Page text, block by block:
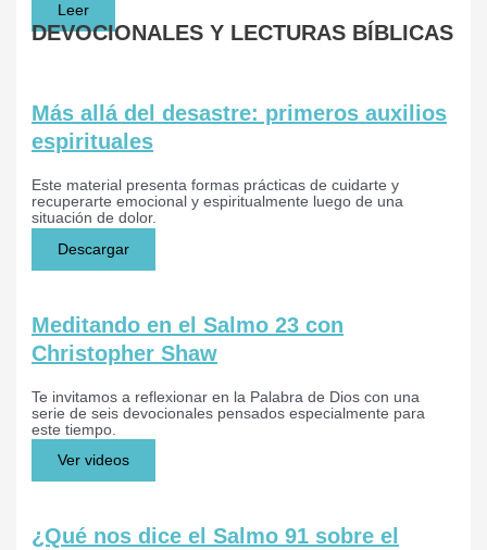
Leer
DEVOCIONALES Y LECTURAS BÍBLICAS
Más allá del desastre: primeros auxilios
espirituales
Este material presenta formas prácticas de cuidarte y
recuperarte emocional y espiritualmente luego de una
situación de dolor.
Descargar
Meditando en el Salmo 23 con
Christopher Shaw
Te invitamos a reflexionar en la Palabra de Dios con una
serie de seis devocionales pensados especialmente para
este tiempo.
Ver videos
¿Qué nos dice el Salmo 91 sobre el